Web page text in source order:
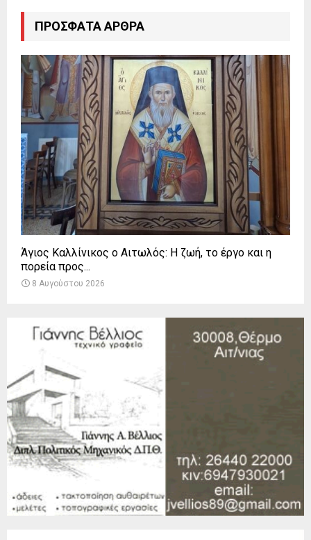
ΠΡΌΣΦΑΤΑ ΆΡΘΡΑ
Άγιος Καλλίνικος ο Αιτωλός: Η ζωή, το έργο και η
πορεία προς...
8 Αυγούστου 2026